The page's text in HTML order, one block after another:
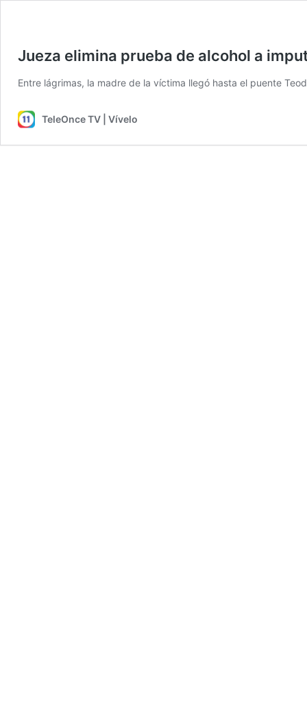
Jueza elimina prueba de alcohol a
Entre lágrimas, la madre de la víctima llegó hasta el puente
TeleOnce TV | Vívelo